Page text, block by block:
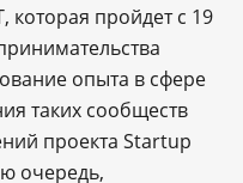
которая пройдет с 19
опыта в сфере
таких сообществ
проекта Startup
очередь,